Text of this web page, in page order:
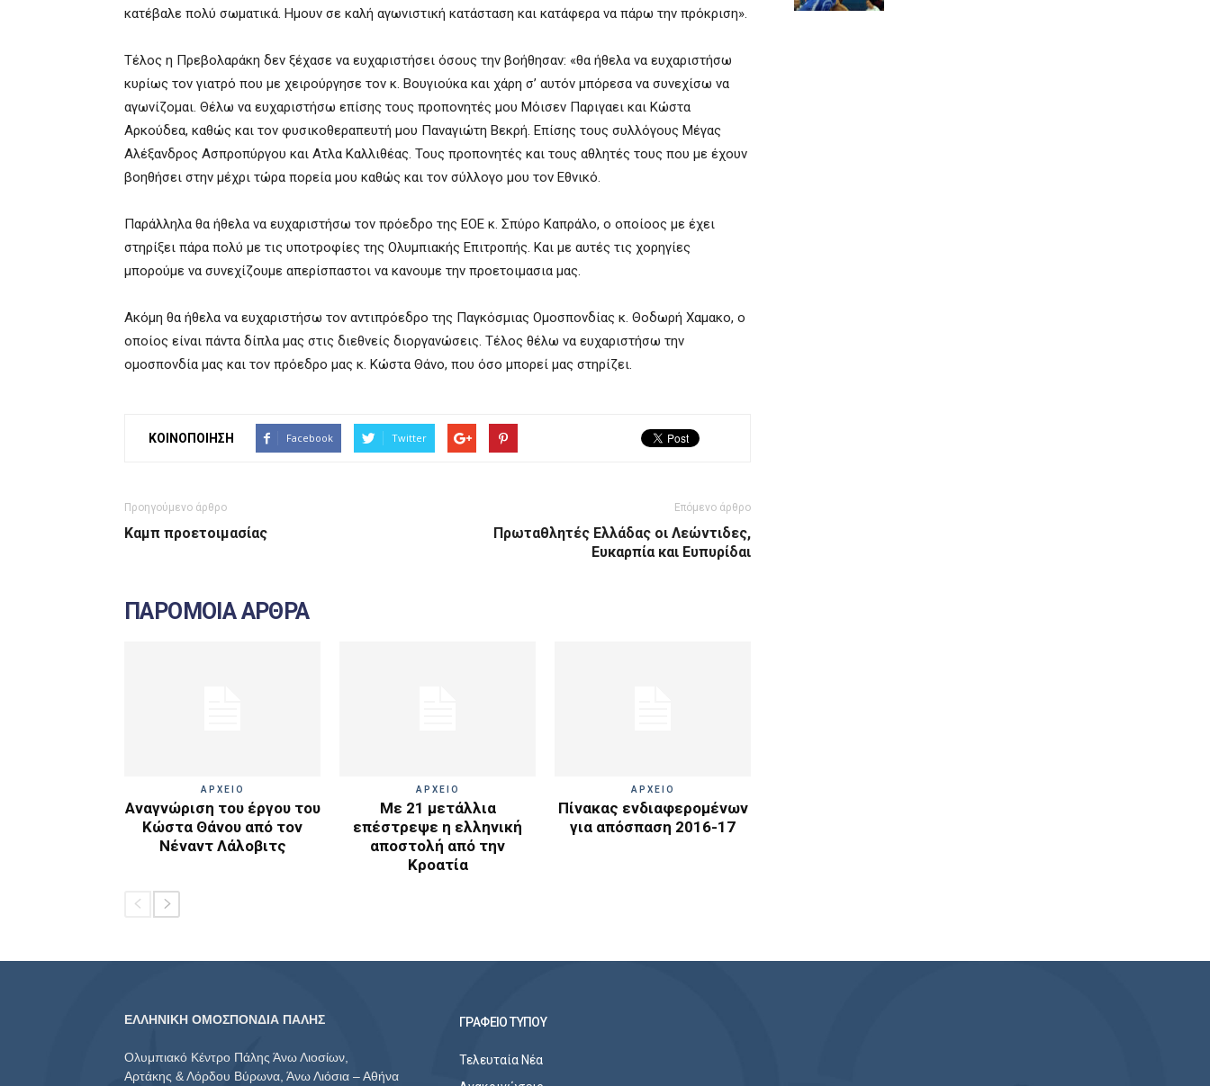
κατέβαλε πολύ σωματικά. Ημουν σε καλή αγωνιστική κατάσταση και κατάφερα να πάρω την πρόκριση».
Τέλος η Πρεβολαράκη δεν ξέχασε να ευχαριστήσει όσους την βοήθησαν: «θα ήθελα να ευχαριστήσω
κυρίως τον γιατρό που με χειρούργησε τον κ. Βουγιούκα και χάρη σ’ αυτόν μπόρεσα να συνεχίσω να
αγωνίζομαι. Θέλω να ευχαριστήσω επίσης τους προπονητές μου Μόισεν Παριγαει και Κώστα
Αρκούδεα, καθώς και τον φυσικοθεραπευτή μου Παναγιώτη Βεκρή. Επίσης τους συλλόγους Μέγας
Αλέξανδρος Ασπροπύργου και Ατλα Καλλιθέας. Τους προπονητές και τους αθλητές τους που με έχουν
βοηθήσει στην μέχρι τώρα πορεία μου καθώς και τον σύλλογο μου τον Εθνικό.
Παράλληλα θα ήθελα να ευχαριστήσω τον πρόεδρο της ΕΟΕ κ. Σπύρο Καπράλο, ο οποίοος με έχει
στηρίξει πάρα πολύ με τις υποτροφίες της Ολυμπιακής Επιτροπής. Και με αυτές τις χορηγίες
μπορούμε να συνεχίζουμε απερίσπαστοι να κανουμε την προετοιμασια μας.
Ακόμη θα ήθελα να ευχαριστήσω τον αντιπρόεδρο της Παγκόσμιας Ομοσπονδίας κ. Θοδωρή Χαμακο, ο
οποίος είναι πάντα δίπλα μας στις διεθνείς διοργανώσεις. Τέλος θέλω να ευχαριστήσω την
ομοσπονδία μας και τον πρόεδρο μας κ. Κώστα Θάνο, που όσο μπορεί μας στηρίζει.
ΚΟΙΝΟΠΟΙΗΣΗ Facebook Twitter
Προηγούμενο άρθρο
Καμπ προετοιμασίας
Επόμενο άρθρο
Πρωταθλητές Ελλάδας οι Λεώντιδες,
Ευκαρπία και Ευπυρίδαι
ΠΑΡΟΜΟΙΑ ΑΡΘΡΑ
ΑΡΧΕΙΟ
Αναγνώριση του έργου του
Κώστα Θάνου από τον
Νέναντ Λάλοβιτς
ΑΡΧΕΙΟ
Με 21 μετάλλια
επέστρεψε η ελληνική
αποστολή από την
Κροατία
ΑΡΧΕΙΟ
Πίνακας ενδιαφερομένων
για απόσπαση 2016-17
ΕΛΛΗΝΙΚΗ ΟΜΟΣΠΟΝΔΙΑ ΠΑΛΗΣ
Ολυμπιακό Κέντρο Πάλης Άνω Λιοσίων,
Αρτάκης & Λόρδου Βύρωνα, Άνω Λιόσια – Αθήνα
ΓΡΑΦΕΙΟ ΤΥΠΟΥ
Τελευταία Νέα